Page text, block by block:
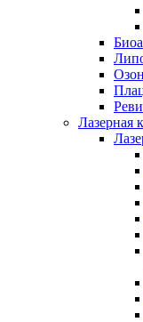
Лазерная